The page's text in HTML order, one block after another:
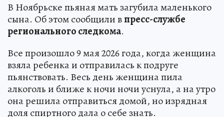
В Ноябрьске пьяная мать загубила маленького
сына. Об этом сообщили впресс-службе
регионального следкома.
Все произошло 9 мая 2026 года, когда женщина
взяла ребенка и отправилась к подруге
пьянствовать. Весь день женщина пила
алкоголь и ближе к ночи ночи уснула, а на утро
она решила отправиться домой, но изрядная
доля спиртного дала о себе знать.